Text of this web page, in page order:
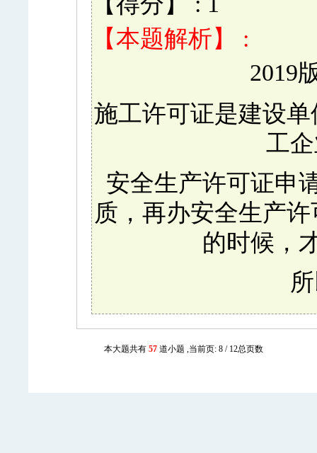
【本题解析】 :
2019
施工许可证是建设
工
安全生产许可证申
质，再办安全生产
的时候，
本大题共有57 道小题 ,当前页: 8 / 12总页数